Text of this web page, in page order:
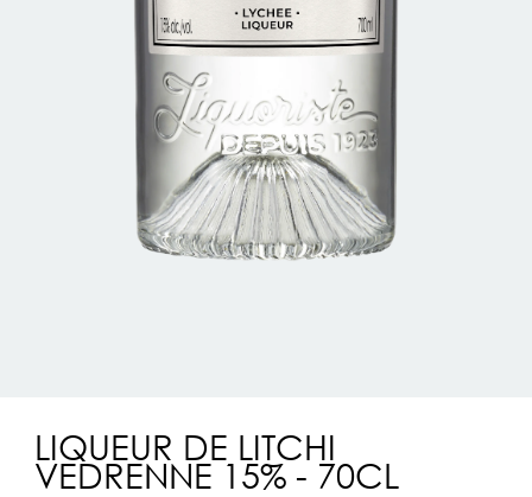
LIQUEUR DE LITCHI
VEDRENNE 15% - 70CL